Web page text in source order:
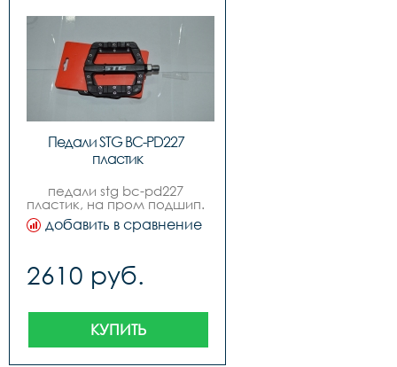
Педали STG BC-PD227
пластик
педали stg bc-pd227
пластик, на пром подшип.
черные х95423
добавить в сравнение
2610 руб.
КУПИТЬ